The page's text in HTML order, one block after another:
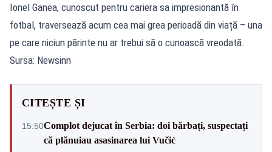
Ionel Ganea, cunoscut pentru cariera sa impresionantă în
fotbal, traversează acum cea mai grea perioadă din viață – una
pe care niciun părinte nu ar trebui să o cunoască vreodată.
Sursa: Newsinn
CITEȘTE ȘI
15:50Complot dejucat în Serbia: doi bărbați, suspectați
că plănuiau asasinarea lui Vučić